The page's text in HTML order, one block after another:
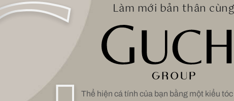
Làm mới bản thân cùng
Thể hiện cá tính của bạn bằng một kiểu